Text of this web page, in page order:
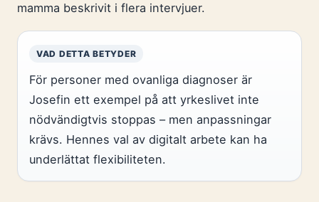
mamma beskrivit i flera intervjuer.
VAD DETTA BETYDER
För personer med ovanliga diagnoser är
Josefin ett exempel på att yrkeslivet inte
nödvändigtvis stoppas – men anpassningar
krävs. Hennes val av digitalt arbete kan ha
underlättat flexibiliteten.